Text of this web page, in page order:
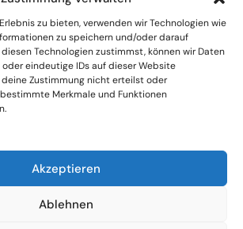
zu bieten, verwenden wir Technologien wie
zu speichern und/oder darauf
Technologien zustimmst, können wir Daten
eindeutige IDs auf dieser Website
Zustimmung nicht erteilst oder
Merkmale und Funktionen
Akzeptieren
Ablehnen